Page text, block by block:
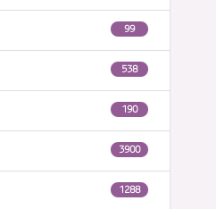
99
538
190
3900
1288